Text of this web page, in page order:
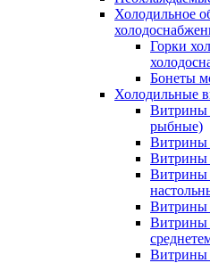
Холодильное
Горки
Бонеты
Холодильные
Витрины
рыбные)
Витрины
Витрины
Витрины
Витрины
Витрины
Витрины